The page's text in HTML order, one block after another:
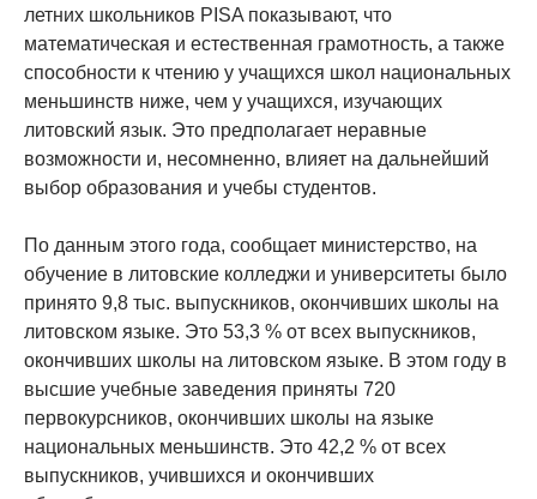
летних школьников PISA показывают, что
математическая и естественная грамотность, а также
способности к чтению у учащихся школ национальных
меньшинств ниже, чем у учащихся, изучающих
литовский язык. Это предполагает неравные
возможности и, несомненно, влияет на дальнейший
выбор образования и учебы студентов.
По данным этого года, сообщает министерство, на
обучение в литовские колледжи и университеты было
принято 9,8 тыс. выпускников, окончивших школы на
литовском языке. Это 53,3 % от всех выпускников,
окончивших школы на литовском языке. В этом году в
высшие учебные заведения приняты 720
первокурсников, окончивших школы на языке
национальных меньшинств. Это 42,2 % от всех
выпускников, учившихся и окончивших